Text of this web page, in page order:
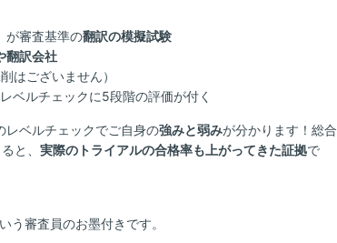
が審査基準の翻訳の模擬試験
翻訳会社
はございません）
ベルチェックに5段階の評価が付く
レベルチェックでご自身の強みと弱みが分かります！総合
と、 実際のトライアルの合格率も上がってきた証拠で
審査員のお墨付きです。